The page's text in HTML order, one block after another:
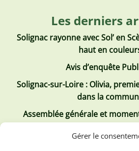
Gérer le
Les derniers
Solignac rayonne avec Sol’ en
haut en
Avis d’enquête
Solignac-sur-Loire : Olivia,
dans la
Assemblée générale et